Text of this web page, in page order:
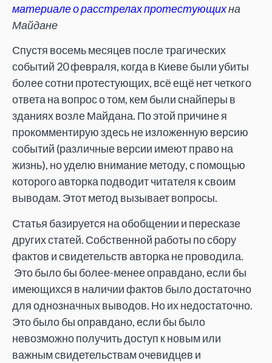
материале о расстрелах протестующихна
Майдане
Спустя восемь месяцев после трагических
событий 20 февраля, когда в Киеве были убиты
более сотни протестующих, всё ещё нет четкого
ответа на вопрос о том, кем были снайперы в
зданиях возле Майдана. По этой причине я
прокомментирую здесь не изложенную версию
событий (различные версии имеют право на
жизнь), но уделю внимание методу, с помощью
которого авторка подводит читателя к своим
выводам. Этот метод вызывает вопросы.
Статья базируется на обобщении и пересказе
других статей. Собственной работы по сбору
фактов и свидетельств авторка не проводила.
Это было бы более-менее оправдано, если бы
имеющихся в наличии фактов было достаточно
для однозначных выводов. Но их недостаточно.
Это было бы оправдано, если бы было
невозможно получить доступ к новым или
важным свидетельствам очевидцев и